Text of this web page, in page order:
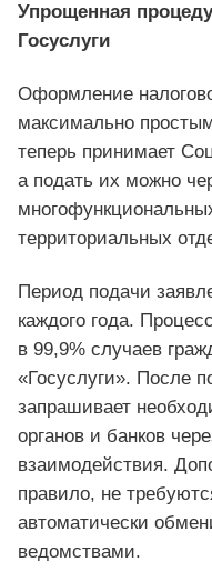
Упрощенная
Госуслуги
Оформление
максимально
теперь принимает
а подать их можно
территориальных
Период подачи
каждого года.
в 99,9% случаев
«Госуслуги». После
запрашивает
органов и банков
взаимодействия.
правило, не
автоматически
ведомствами.